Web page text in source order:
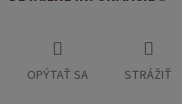
OPÝTAŤ SA STRÁŽIŤ